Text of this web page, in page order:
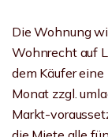
Die Wohnung
Wohnrecht auf
dem Käufer
Monat zzgl.
Markt-